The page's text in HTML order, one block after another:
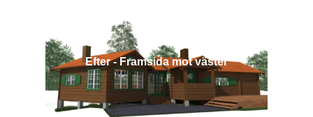
Efter - Framsida mot väster